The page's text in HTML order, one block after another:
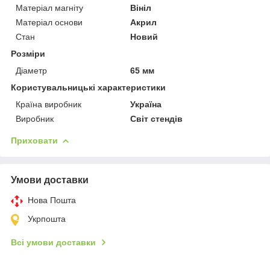
Матеріал магніту
Вініл
Матеріал основи
Акрил
Стан
Новий
Розміри
Діаметр
65 мм
Користувальницькі характеристики
Країна виробник
Україна
Виробник
Світ стендів
Приховати
Умови доставки
Нова Пошта
Укрпошта
Всі умови доставки